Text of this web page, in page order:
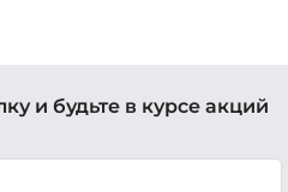
и будьте в курсе акций